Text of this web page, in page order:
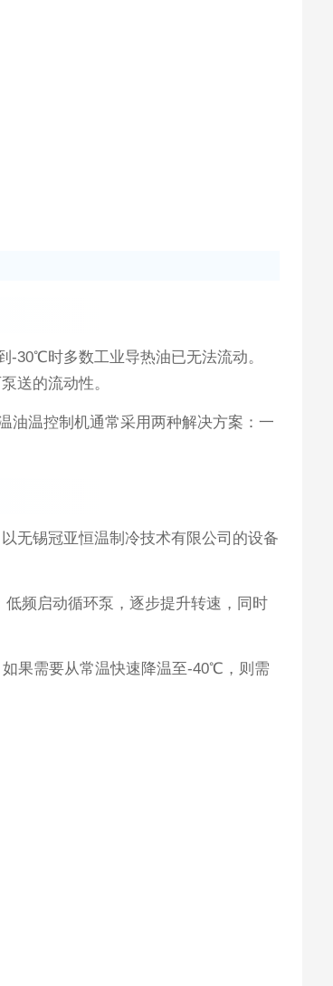
30℃时多数工业导热油已无法流动。
送的流动性。
油温控制机通常采用两种解决方案：一
无锡冠亚恒温制冷技术有限公司的设备
低频启动循环泵，逐步提升转速，同时
果需要从常温快速降温至-40℃，则需